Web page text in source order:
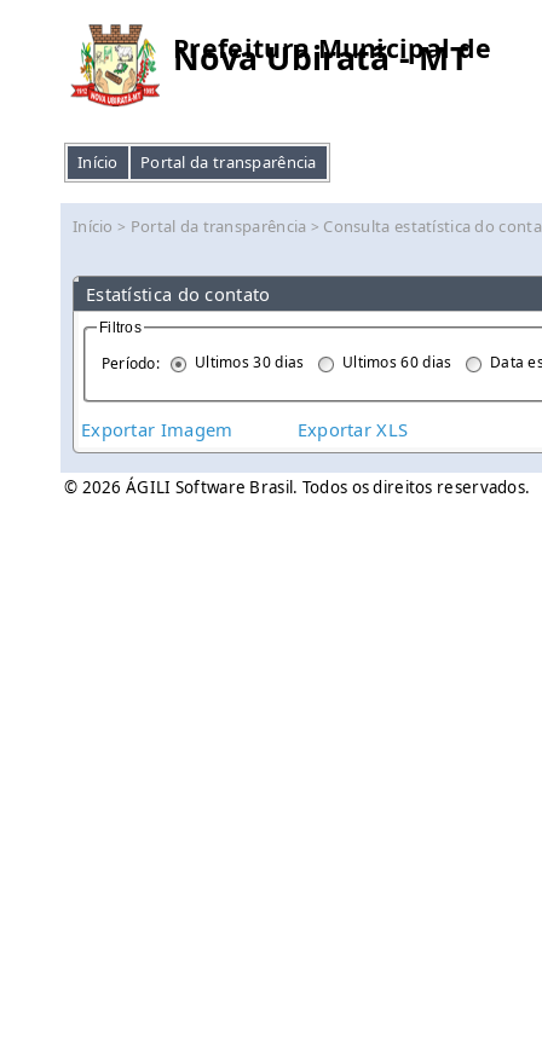
Prefeitura Municipal de
Nova Ubiratã - MT
Início Portal da transparência
Início > Portal da transparência > Consulta estatística do
Estatística do contato
Filtros
Período: Ultimos 30 dias Ultimos 60 dias Data
Exportar Imagem Exportar XLS
© 2026 ÁGILI Software Brasil. Todos os direitos reservados.